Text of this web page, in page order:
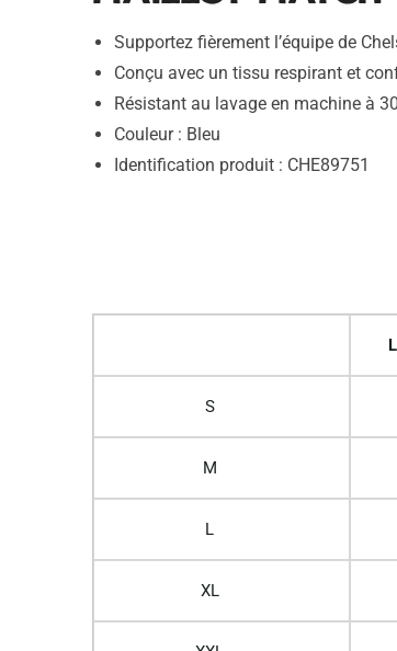
Supportez fièrement l’équipe de
Conçu avec un tissu respirant et
Résistant au lavage en machine à
Couleur : Bleu
Identification produit : CHE89751
S
M
L
XL